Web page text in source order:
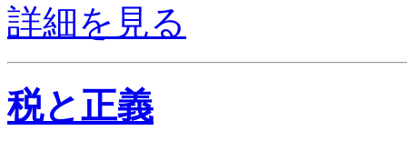
詳細を見る
税と正義